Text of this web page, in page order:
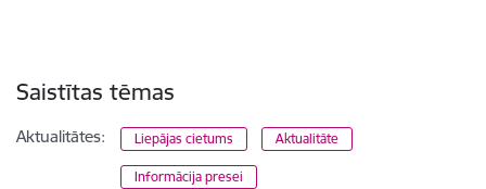
Saistītas tēmas
Aktualitātes: Liepājas cietums Aktualitāte
Informācija presei